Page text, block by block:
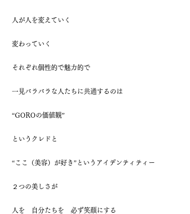
人が人を変えていく
変わっていく
それぞれ個性的で魅力的で
一見バラバラな人たちに共通するのは
“GOROの価値観”
というクレドと
“ここ（美容）が好き”というアイデンティティー
２つの美しさが
人を 自分たちを 必ず笑顔にする